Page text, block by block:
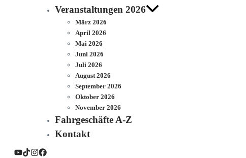
Veranstaltungen 2026
März 2026
April 2026
Mai 2026
Juni 2026
Juli 2026
August 2026
September 2026
Oktober 2026
November 2026
Fahrgeschäfte A-Z
Kontakt